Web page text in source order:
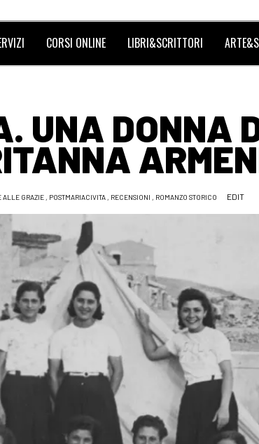
CORSI ONLINE LIBRI&SCRITTORI
UNA DONNA
ALLE GRAZIE , POSTMARIACIVITA , RECENSIONI , ROMANZO STORICO EDIT